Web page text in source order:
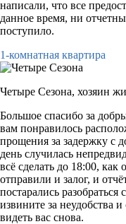
написали, что все
данное время, ни
поступило.
1-комнатная квартира
Четыре Сезона, хозяин
Большое спасибо за
вам понравилось
прощения за задержку с
день случилась
всё сделать до 18:00,
отправили и залог, и
постарались
извините за неудобства
видеть вас снова.